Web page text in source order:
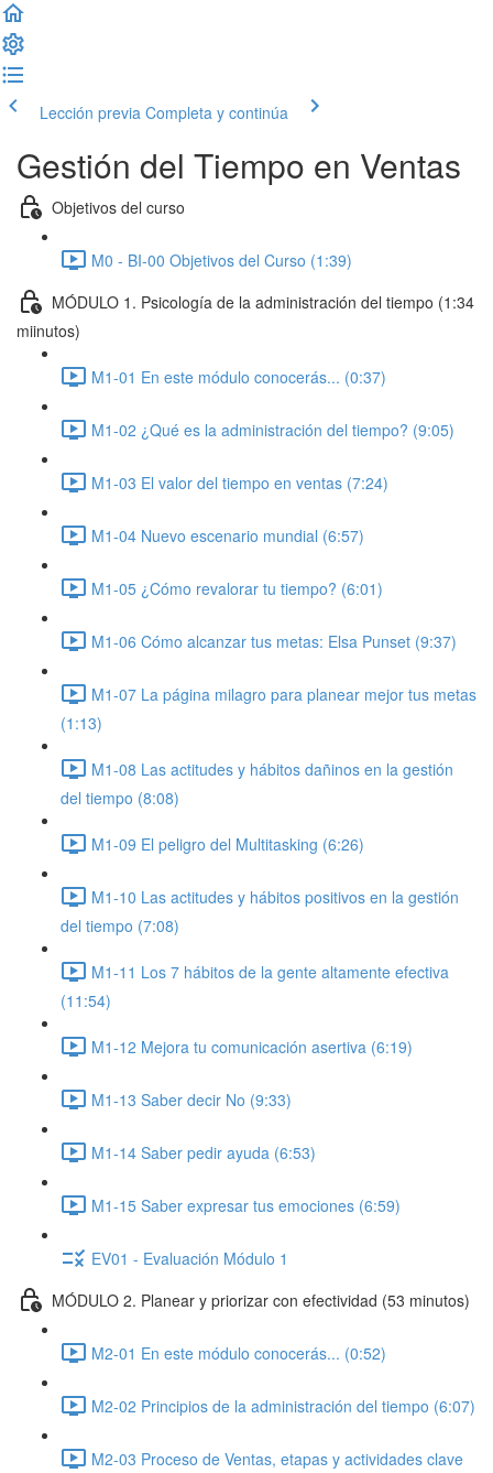
Lección previa Completa y continúa
Gestión del Tiempo en Ventas
Objetivos del curso
M0 - BI-00 Objetivos del Curso (1:39)
MÓDULO 1. Psicología de la administración del tiempo (1:34
miinutos)
M1-01 En este módulo conocerás... (0:37)
M1-02 ¿Qué es la administración del tiempo? (9:05)
M1-03 El valor del tiempo en ventas (7:24)
M1-04 Nuevo escenario mundial (6:57)
M1-05 ¿Cómo revalorar tu tiempo? (6:01)
M1-06 Cómo alcanzar tus metas: Elsa Punset (9:37)
M1-07 La página milagro para planear mejor tus metas
(1:13)
M1-08 Las actitudes y hábitos dañinos en la gestión
del tiempo (8:08)
M1-09 El peligro del Multitasking (6:26)
M1-10 Las actitudes y hábitos positivos en la gestión
del tiempo (7:08)
M1-11 Los 7 hábitos de la gente altamente efectiva
(11:54)
M1-12 Mejora tu comunicación asertiva (6:19)
M1-13 Saber decir No (9:33)
M1-14 Saber pedir ayuda (6:53)
M1-15 Saber expresar tus emociones (6:59)
EV01 - Evaluación Módulo 1
MÓDULO 2. Planear y priorizar con efectividad (53 minutos)
M2-01 En este módulo conocerás... (0:52)
M2-02 Principios de la administración del tiempo (6:07)
M2-03 Proceso de Ventas, etapas y actividades clave